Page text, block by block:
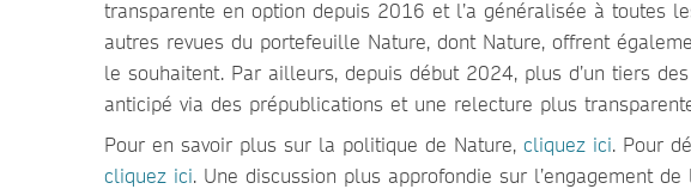
transparente en option depuis 2016 et l’a généralisée à toutes
autres revues du portefeuille Nature, dont Nature, offrent
le souhaitent. Par ailleurs, depuis début 2024, plus d’un tiers
anticipé via des prépublications et une relecture plus
Pour en savoir plus sur la politique de Nature, cliquez ici. Pour
cliquez ici. Une discussion plus approfondie sur l’engagement